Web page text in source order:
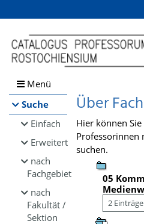
Browsen
direkt zum Inhalt
Menü
Suche
Einfach
Erweitert
nach
Fachgebiet
nach
Fakultät /
Sektion
Über
Hier können
Professorinnen
suchen.
05
2 Einträge